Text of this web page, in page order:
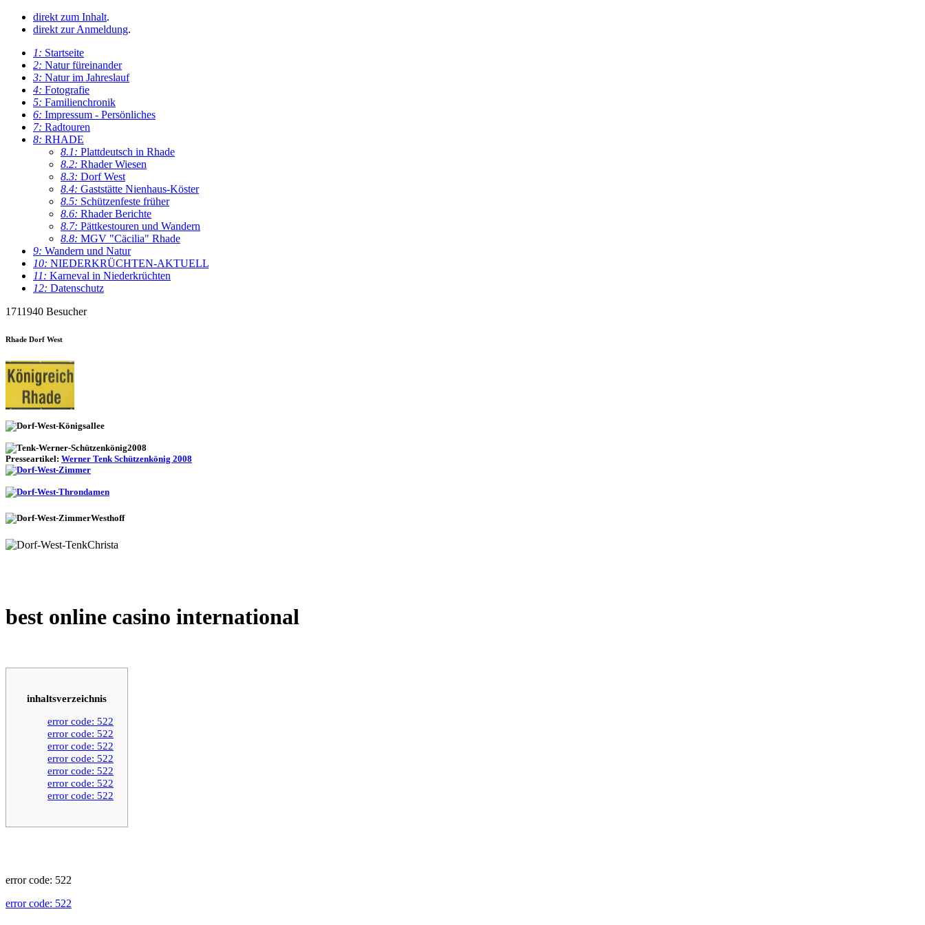
direkt zum Inhalt.
direkt zur Anmeldung.
1: Startseite
2: Natur füreinander
3: Natur im Jahreslauf
4: Fotografie
5: Familienchronik
6: Impressum - Persönliches
7: Radtouren
8: RHADE
8.1: Plattdeutsch in Rhade
8.2: Rhader Wiesen
8.3: Dorf West
8.4: Gaststätte Nienhaus-Köster
8.5: Schützenfeste früher
8.6: Rhader Berichte
8.7: Pättkestouren und Wandern
8.8: MGV "Cäcilia" Rhade
9: Wandern und Natur
10: NIEDERKRÜCHTEN-AKTUELL
11: Karneval in Niederkrüchten
12: Datenschutz
1711940 Besucher
Rhade Dorf West
Presseartikel: Werner Tenk Schützenkönig 2008
best online casino international
inhaltsverzeichnis
error code: 522
error code: 522
error code: 522
error code: 522
error code: 522
error code: 522
error code: 522
error code: 522
error code: 522